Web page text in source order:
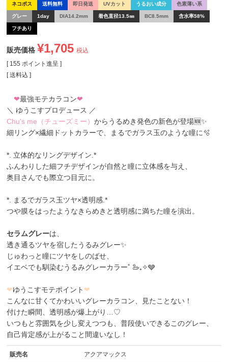
ネコポス 送料無料 即日発送 UVカット うるおい成分 色素薄い系
グレー 1day DIA14.2mm 着色直径13.5㎜ BC8.5mm 含水率58%
フチあり
販売価格 ¥1,705 税込
[ 155 ポイント進呈 ]
送料込
❤最強モテカラコン❤
＼ ゆうこすプロデュース ／
Chu's me（チューズミー） からうるめき発色の新色が登場🆕✨
細リング×繊細ドットカラーで、まるでガラス玉のような瞳に🫧
*. 立体的なリングデザイン.*
ふんわりした細フチデザインが自然と瞳に立体感を与え、
奥目さんでも際立つ目元に。
*. まるでガラス玉ツヤ×透明感.*
つや膜をはったようなきらめきと透明感に満ちた瞳を演出。
セラムグレーは、
透き通るツヤを宿したうるみグレー✨
じゅわっと瞳にツヤをしのばせ、
イエベでも馴染むうるみグレーカラー˚ 🦢₊✧🩶
❤ゆうこすモテポイント ❤
こんなに甘くてかわいいグレーカラコン、見たことない！
付けた瞬間、透明感が爆上がり…♡
いつもと雰囲気を少し変えつつも、普段使いできるこのグレー、
自己肯定感が上がること間違いなし！
販売名 アクアマックス